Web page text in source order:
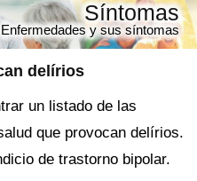
delírios
Síntomas
Enfermedades y sus síntomas
un listado de las
que provocan delírios.
de trastorno bipolar.